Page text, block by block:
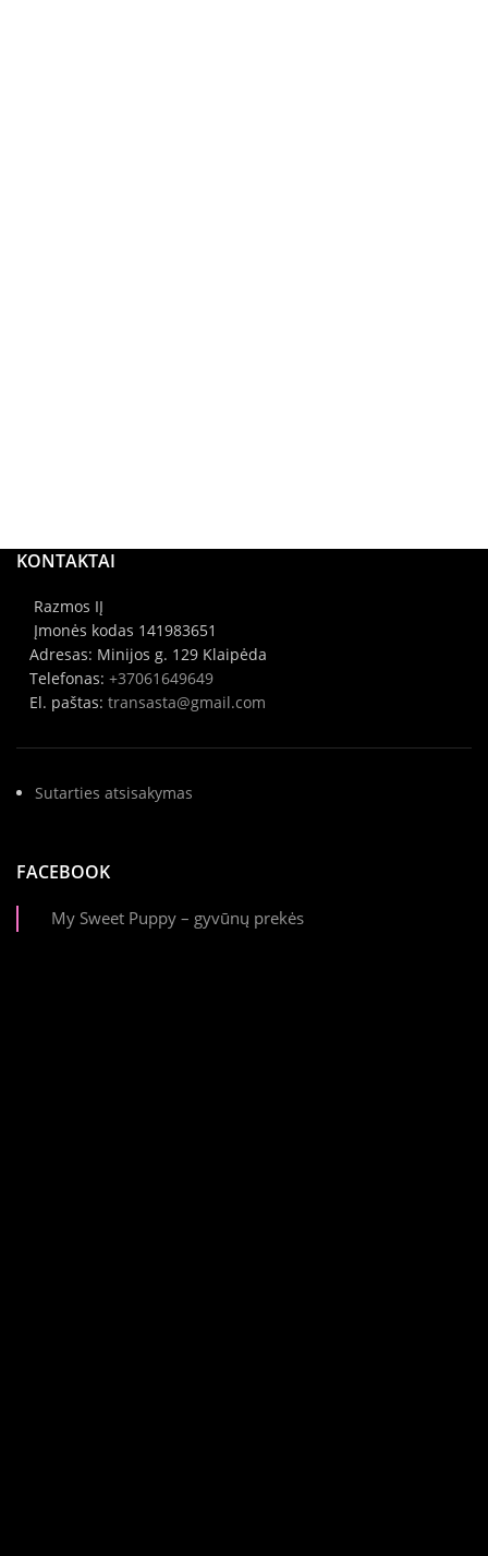
KONTAKTAI
Razmos IĮ
Įmonės kodas 141983651
Adresas: Minijos g. 129 Klaipėda
Telefonas: +37061649649
El. paštas: transasta@gmail.com
Sutarties atsisakymas
FACEBOOK
My Sweet Puppy – gyvūnų prekės